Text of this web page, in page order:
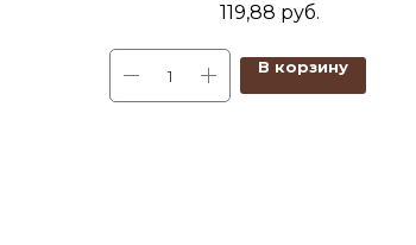
119,88 руб.
В корзину